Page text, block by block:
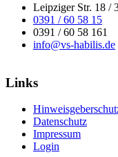
Leipziger Str. 18 /
0391 / 60 58 15
0391 / 60 58 161
info@vs-habilis.de
Links
Datenschutz
Impressum
Login